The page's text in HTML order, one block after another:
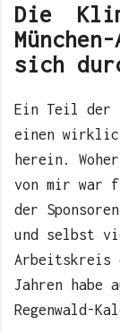
Die
sich
Ein Teil der
einen
herein.
von mir war
der
und selbst
Arbeitskreis
Jahren habe
Regenwald-